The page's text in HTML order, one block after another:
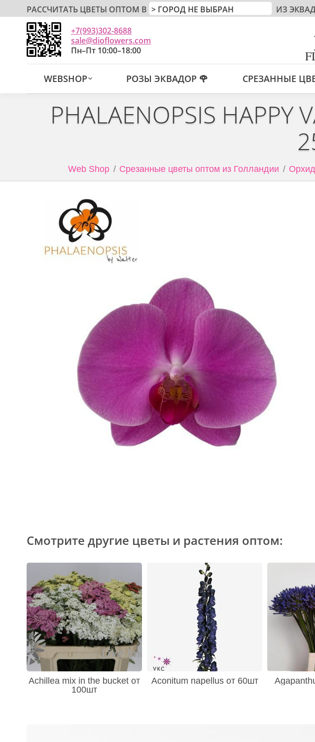
РАССЧИТАТЬ ЦВЕТЫ ОПТОМ В ИЗ
+7(993)302-8688
sale@dioflowers.com
Пн–Пт 10:00–18:00
WEBSHOP РОЗЫ ЭКВАДОР 🌹 СРЕЗАННЫЕ
PHALAENOPSIS HAPPY
Web Shop Срезанные цветы оптом из Голландии
Смотрите другие цветы и растения оптом:
Achillea mix in the bucket от
100шт
Aconitum napellus от 60шт